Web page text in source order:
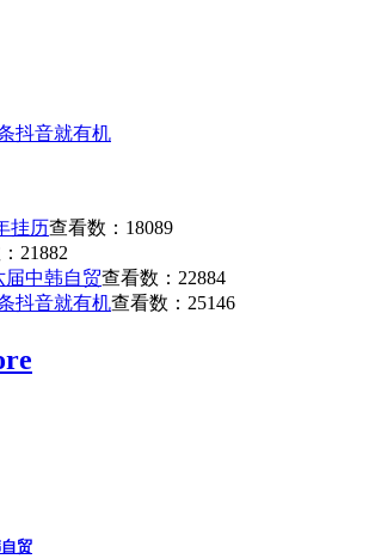
抖音就有机
挂历查看数：18089
21882
届中韩自贸查看数：22884
抖音就有机查看数：25146
贸